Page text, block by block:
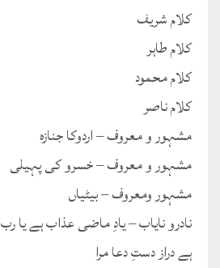
کلام شریف
کلام طاہر
کلام محمود
کلام ناصر
مشہور و معروف – اردوکا جنازہ
مشہور و معروف – خسرو کی پہیلی
مشہور ومعروف – بیٹیاں
نادرو نایاب – یادِ ماضی عذاب ہے یا رب
ہے دراز دستِ دعا مرا